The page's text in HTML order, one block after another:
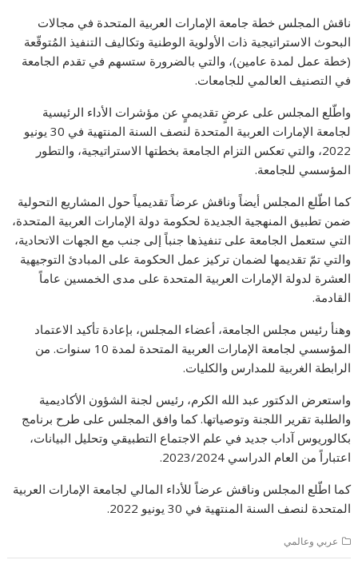
ناقش المجلس خطة جامعة الإمارات العربية المتحدة في مجالات
البحوث الاستراتيجية ذات الأولوية الوطنية وتكاليف التنفيذ المُتوقّعة
(خطة عمل لمدة عامين)، والتي بالضرورة ستسهم في تقدم الجامعة
في التصنيف العالمي للجامعات.
واطّلع المجلس على عرضٍ تقديميٍ عن مؤشرات الأداء الرئيسية
لجامعة الإمارات العربية المتحدة لنصف السنة المنتهية في 30 يونيو
2022، والتي تعكس التزام الجامعة بخطتها الاستراتيجية، والتطور
المؤسسي للجامعة.
كما اطّلع المجلس أيضاً وناقش عرضاً تقديمياً حول المشاريع التحولية
ضمن تطبيق المنهجية الجديدة لحكومة دولة الإمارات العربية المتحدة،
التي ستعمل الجامعة على تنفيذها جنباً إلى جنب مع الجهات الاتحادية،
والتي تمّ تقديمها لضمان تركيز عمل الحكومة على المبادئ التوجيهية
العشرة لدولة الإمارات العربية المتحدة على مدى الخمسين عاماً
القادمة.
وهنأ رئيس مجلس الجامعة، أعضاء المجلس، بإعادة تأكيد الاعتماد
المؤسسي لجامعة الإمارات العربية المتحدة لمدة 10 سنوات. من
الرابطة الغربية للمدارس والكليات.
واستعرض الدكتور عبد الله الكرم، رئيس لجنة الشؤون الأكاديمية
والطلبة تقرير اللجنة وتوصياتها. كما وافق المجلس على طرح برنامج
بكالوريوس آداب جديد في علم الاجتماع التطبيقي وتحليل البيانات،
اعتباراً من العام الدراسي 2023/2024.
كما اطّلع المجلس وناقش عرضاً للأداء المالي لجامعة الإمارات العربية
المتحدة لنصف السنة المنتهية في 30 يونيو 2022.
عربي وعالمي